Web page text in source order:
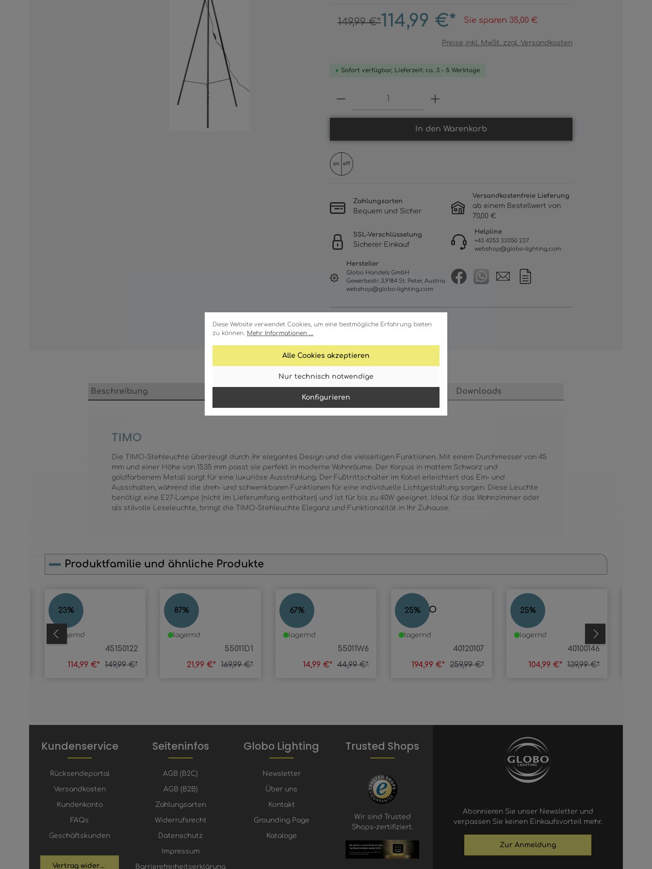
Diese Website verwendet Cookies, um eine bestmögliche Erfahrung bieten
zu können. Mehr Informationen ...
Alle Cookies akzeptieren
Nur technisch notwendige
Konfigurieren
149,99 €*114,99 €* Sie sparen 35,00 €
Preise inkl. MwSt. zzgl. Versandkosten
Sofort verfügbar, Lieferzeit: ca. 3 - 5 Werktage
Produkt Anzahl: Gib den gewünschten Wert ein
In den Warenkorb
Zahlungsarten
Bequem und Sicher
Versandkostenfreie Lieferung
ab einem Bestellwert von
70,00 €
SSL-Verschlüsselung
Sicherer Einkauf
Helpline
+43 4253 32050 237
webshop@globo-lighting.com
Hersteller
Globo Handels GmbH
Gewerbestr. 3,9184 St. Peter, Austria
webshop@globo-lighting.com
Beschreibung Downloads
TIMO
Die TIMO-Stehleuchte überzeugt durch ihr elegantes Design und die vielseitigen Funktionen. Mit einem Durchmesser von 45
mm und einer Höhe von 1535 mm passt sie perfekt in moderne Wohnräume. Der Korpus in mattem Schwarz und
goldfarbenem Metall sorgt für eine luxuriöse Ausstrahlung. Der Fußtrittschalter im Kabel erleichtert das Ein- und
Ausschalten, während die dreh- und schwenkbaren Funktionen für eine individuelle Lichtgestaltung sorgen. Diese Leuchte
benötigt eine E27-Lampe (nicht im Lieferumfang enthalten) und ist für bis zu 40W geeignet. Ideal für das Wohnzimmer oder
als stilvolle Leseleuchte, bringt die TIMO-Stehleuchte Eleganz und Funktionalität in Ihr Zuhause.
Produktfamilie und ähnliche Produkte
Produktgalerie überspringen
23%
TIMO
45150122
lagernd
114,99 €* 149,99 €*
87%
TIMO
55011D1
lagernd
21,99 €* 169,99 €*
67%
TIMO
55011W6
lagernd
14,99 €* 44,99 €*
25%
STABILO
40120107
lagernd
194,99 €* 259,99 €*
25%
JORIS
40100146
lagernd
104,99 €* 139,99 €*
Kundenservice
Rücksendeportal
Versandkosten
Kundenkonto
FAQs
Geschäftskunden
Vertrag widerrufen
Seiteninfos
AGB (B2C)
AGB (B2B)
Zahlungsarten
Widerrufsrecht
Datenschutz
Impressum
Barrierefreiheitserklärung
Globo Lighting
Newsletter
Über uns
Kontakt
Grounding Page
Kataloge
Trusted Shops
Wir sind Trusted
Shops-zertifiziert.
Abonnieren Sie unser Newsletter und
verpassen Sie keinen Einkaufsvorteil mehr.
Zur Anmeldung